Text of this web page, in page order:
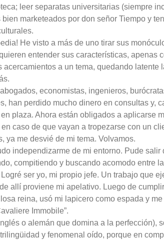
leer separatas universitarias (siempre
marketeados por don señor Tiempo y
He visto a más de uno tirar sus
entender sus características, apenas
acercamientos a un tema, quedando
economistas, ingenieros,
han perdido mucho dinero en consultas y,
plaza. Ahora están obligados a aplicarse
caso de que vayan a tropezarse con un
ya me desvié de mi tema. Volvamos.
independizarme de mi entorno. Pude salir
compitiendo y buscando acomodo entre
ser yo, mi propio jefe. Un trabajo que
allí proviene mi apelativo. Luego de
reina, usó mi lapicero como espada y
Immobile”.
o alemán que domina a la perfección),
y fenomenal oído, porque en